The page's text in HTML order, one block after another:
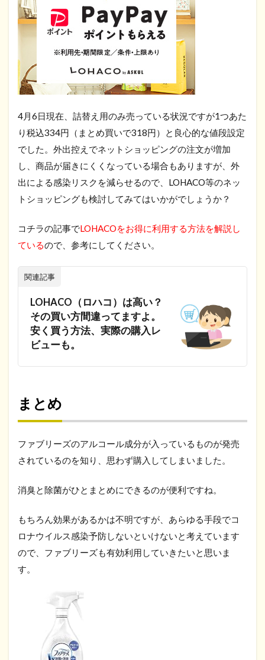
4月6日現在、詰替え用のみ売っている状況ですが1つあた
り税込334円（まとめ買いで318円）と良心的な値段設定
でした。外出控えでネットショッピングの注文が増加
し、商品が届きにくくなっている場合もありますが、外
出による感染リスクを減らせるので、LOHACO等のネッ
トショッピングも検討してみてはいかがでしょうか？
コチラの記事でLOHACOをお得に利用する方法を解説し
ているので、参考にしてください。
関連記事
LOHACO（ロハコ）は高い？
その買い方間違ってますよ。
安く買う方法、実際の購入レ
ビューも。
まとめ
ファブリーズのアルコール成分が入っているものが発売
されているのを知り、思わず購入してしまいました。
消臭と除菌がひとまとめにできるのが便利ですね。
もちろん効果があるかは不明ですが、あらゆる手段でコ
ロナウイルス感染予防しないといけないと考えています
ので、ファブリーズも有効利用していきたいと思いま
す。